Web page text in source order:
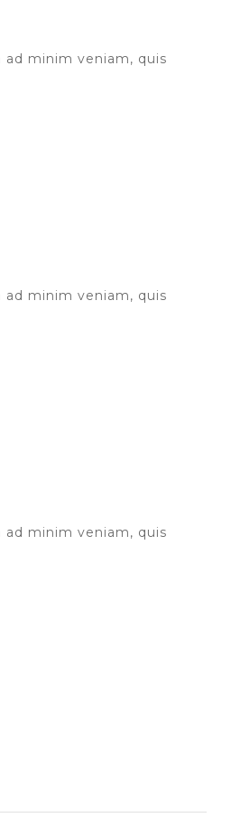
minim veniam, quis
minim veniam, quis
minim veniam, quis